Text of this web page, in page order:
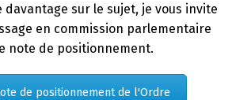
sur le sujet, je vous invite
en commission parlementaire
note de positionnement.
de positionnement de l'Ordre